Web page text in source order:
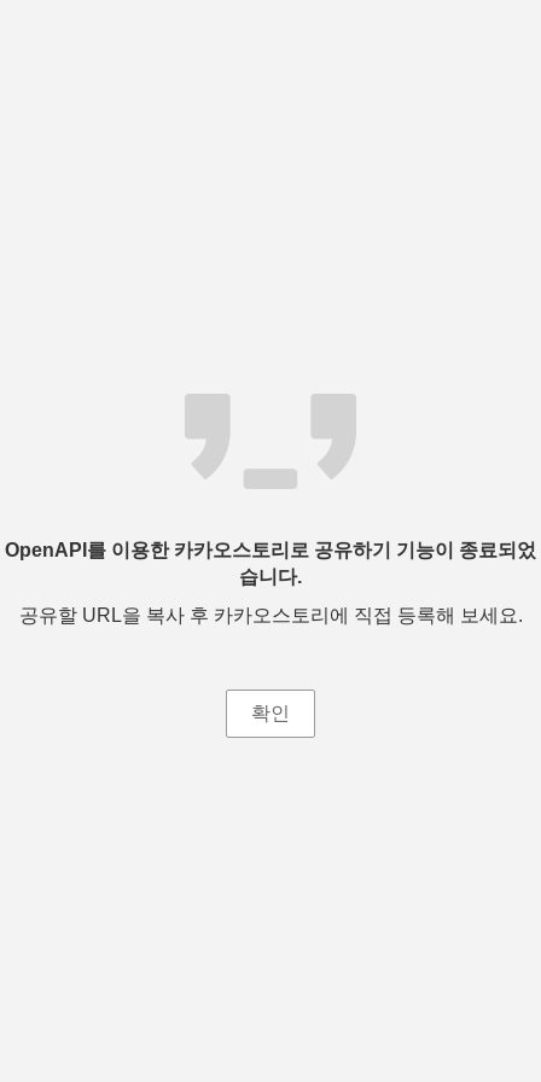
OpenAPI를 이용한 카카오스토리로 공유하기 기능이 종료되었
습니다.
공유할 URL을 복사 후 카카오스토리에 직접 등록해 보세요.
확인